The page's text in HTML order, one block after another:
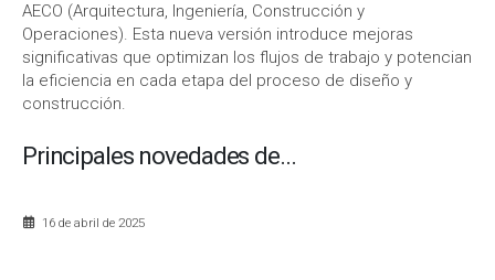
AECO (Arquitectura, Ingeniería, Construcción y
Operaciones). Esta nueva versión introduce mejoras
significativas que optimizan los flujos de trabajo y potencian
la eficiencia en cada etapa del proceso de diseño y
construcción.
Principales novedades de...
16 de abril de 2025